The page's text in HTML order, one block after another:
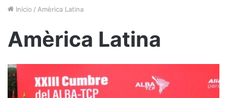
Inicio / Amèrica Latina
Amèrica Latina